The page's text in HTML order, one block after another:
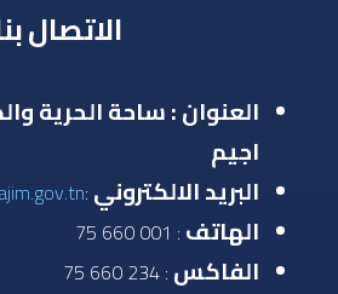
الاتصال
اجيم
البريد الالكتروني :
الهاتف : 001 660 75
الفاكس : 234 660 75